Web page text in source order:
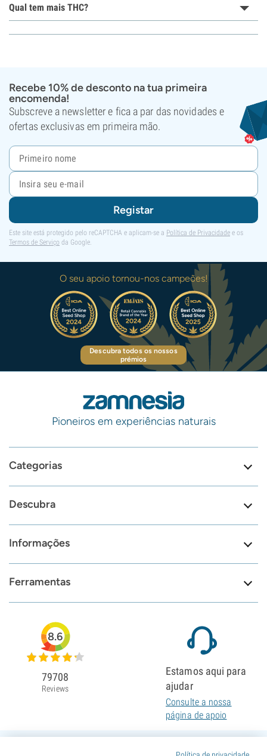
Qual tem mais THC?
Recebe 10% de desconto na tua primeira
encomenda!
Subscreve a newsletter e fica a par das novidades e
ofertas exclusivas em primeira mão.
Registar
Este site está protegido pelo reCAPTCHA e aplicam-se a Política de Privacidade e os
Termos de Serviço da Google.
O seu apoio tornou-nos campeões!
Descubra todos os nossos
prémios
Pioneiros em experiências naturais
Categorias
Descubra
Informações
Ferramentas
8.6
79708
Reviews
Estamos aqui para
ajudar
Consulte a nossa
página de apoio